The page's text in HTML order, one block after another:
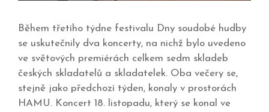
Během třetího týdne festivalu Dny soudobé hudby
se uskutečnily dva koncerty, na nichž bylo uvedeno
ve světových premiérách celkem sedm skladeb
českých skladatelů a skladatelek. Oba večery se,
stejně jako předchozí týden, konaly v prostorách
HAMU. Koncert 18. listopadu, který se konal ve